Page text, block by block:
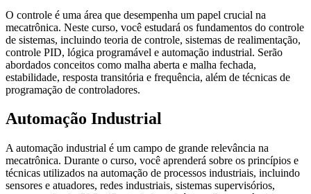
O controle é uma área que desempenha um papel crucial na
mecatrônica. Neste curso, você estudará os fundamentos do controle
de sistemas, incluindo teoria de controle, sistemas de realimentação,
controle PID, lógica programável e automação industrial. Serão
abordados conceitos como malha aberta e malha fechada,
estabilidade, resposta transitória e frequência, além de técnicas de
programação de controladores.
Automação Industrial
A automação industrial é um campo de grande relevância na
mecatrônica. Durante o curso, você aprenderá sobre os princípios e
técnicas utilizados na automação de processos industriais, incluindo
sensores e atuadores, redes industriais, sistemas supervisórios,